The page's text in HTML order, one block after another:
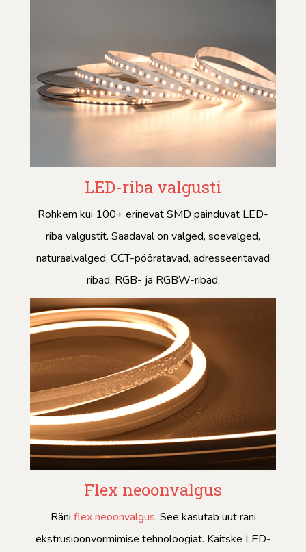
LED-riba valgusti
Rohkem kui 100+ erinevat SMD painduvat LED-
riba valgustit. Saadaval on valged, soevalged,
naturaalvalged, CCT-pööratavad, adresseeritavad
ribad, RGB- ja RGBW-ribad.
Flex neoonvalgus
Räni flex neoonvalgus, See kasutab uut räni
ekstrusioonvormimise tehnoloogiat. Kaitske LED-